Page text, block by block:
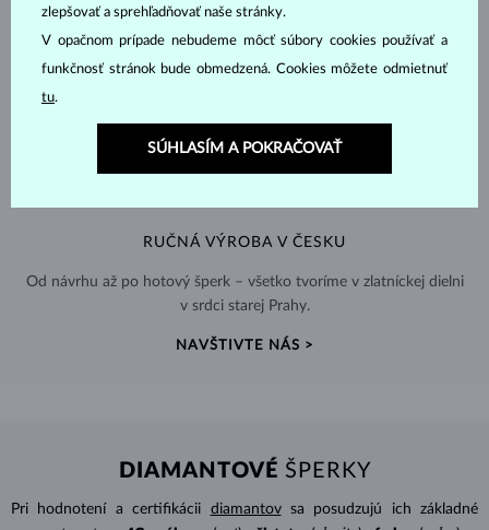
RUČNÁ VÝROBA V ČESKU
Od návrhu až po hotový šperk – všetko tvoríme v zlatníckej dielni
v srdci starej Prahy.
NAVŠTIVTE NÁS >
DIAMANTOVÉ ŠPERKY
Pri hodnotení a certifikácii diamantovsa posudzujú ich základné
zlepšovať a sprehľadňovať naše stránky.
V opačnom prípade nebudeme môcť súbory cookies používať a
funkčnosť stránok bude obmedzená. Cookies môžete odmietnuť
tu.
SÚHLASÍM A POKRAČOVAŤ